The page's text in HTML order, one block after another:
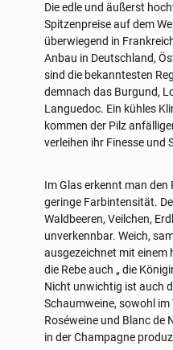
Die edle und äußerst
Spitzenpreise auf dem
überwiegend in
Anbau in Deutschland,
sind die bekanntesten
demnach das Burgund,
Languedoc. Ein kühles
kommen der Pilz
verleihen ihr Finesse und
Im Glas erkennt man
geringe Farbintensität.
Waldbeeren, Veilchen,
unverkennbar. Weich,
ausgezeichnet mit einem
die Rebe auch „ die
Nicht unwichtig ist auch
Schaumweine, sowohl
Roséweine und Blanc de
in der Champagne